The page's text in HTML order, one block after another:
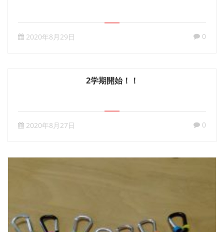
2020年8月29日 0
2学期開始！！
2020年8月27日 0